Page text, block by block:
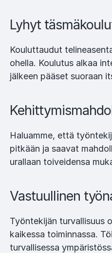
Lyhyt
Kouluttaudut
ohella. Koulutus alkaa
jälkeen pääset suoraan
Haluamme, että
pitkään ja saavat
urallaan toiveidensa
Vastuullinen
Työntekijän turvallisuus
kaikessa toiminnassa.
turvallisessa